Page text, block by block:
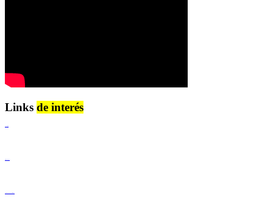
Links de interés